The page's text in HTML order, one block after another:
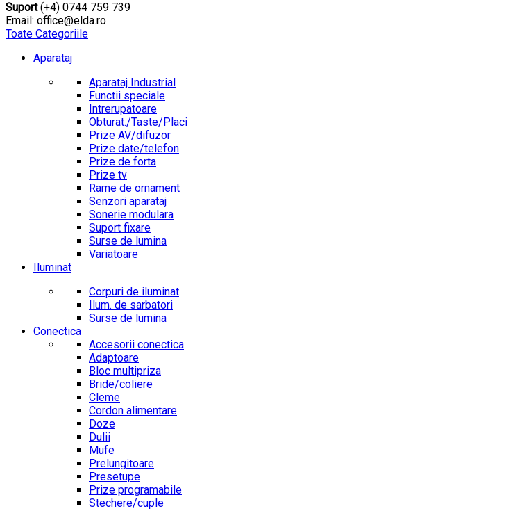
Suport(+4) 0744 759 739
Email: office@elda.ro
Toate Categoriile
Aparataj
Aparataj Industrial
Functii speciale
Intrerupatoare
Obturat./Taste/Placi
Prize AV/difuzor
Prize date/telefon
Prize de forta
Prize tv
Rame de ornament
Senzori aparataj
Sonerie modulara
Suport fixare
Surse de lumina
Variatoare
Iluminat
Corpuri de iluminat
Ilum. de sarbatori
Surse de lumina
Conectica
Accesorii conectica
Adaptoare
Bloc multipriza
Bride/coliere
Cleme
Cordon alimentare
Doze
Dulii
Mufe
Prelungitoare
Presetupe
Prize programabile
Stechere/cuple